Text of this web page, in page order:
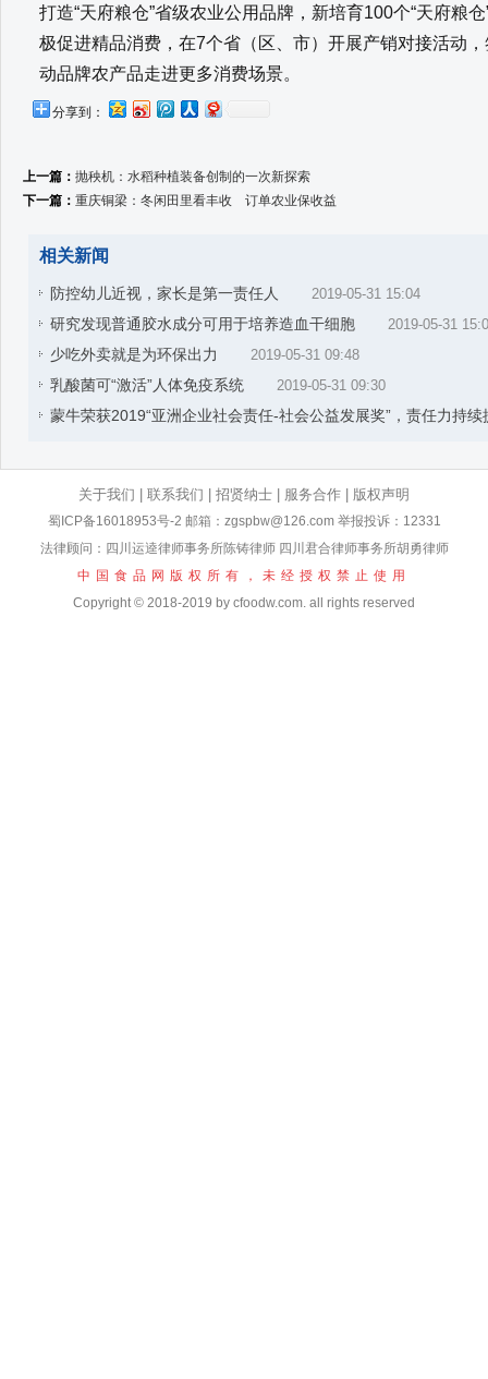
打造“天府粮仓”省级农业公用品牌，新培育100个“天府粮
极促进精品消费，在7个省（区、市）开展产销对接活动
动品牌农产品走进更多消费场景。
分享到：
上一篇： 抛秧机：水稻种植装备创制的一次新探索
下一篇： 重庆铜梁：冬闲田里看丰收 订单农业保收益
相关新闻
防控幼儿近视，家长是第一责任人 2019-05-31 15:04
研究发现普通胶水成分可用于培养造血干细胞 2019-05-31
少吃外卖就是为环保出力 2019-05-31 09:48
乳酸菌可“激活”人体免疫系统 2019-05-31 09:30
蒙牛荣获2019“亚洲企业社会责任-社会公益发展奖”，责任力持续
关于我们 联系我们 招贤纳士 服务合作 版权声明
蜀ICP备16018953号-2 邮箱：zgspbw@126.com 举报投诉：12331
法律顾问：四川运逵律师事务所陈铸律师 四川君合律师事务所胡勇律师
中国食品网版权所有，未经授权禁止使用
Copyright © 2018-2019 by cfoodw.com. all rights reserved